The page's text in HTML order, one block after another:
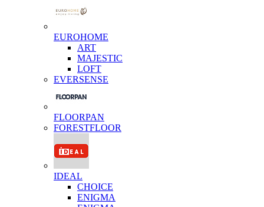
EUROHOME
ART
MAJESTIC
LOFT
EVERSENSE
FLOORPAN
FORESTFLOOR
IDEAL
CHOICE
ENIGMA